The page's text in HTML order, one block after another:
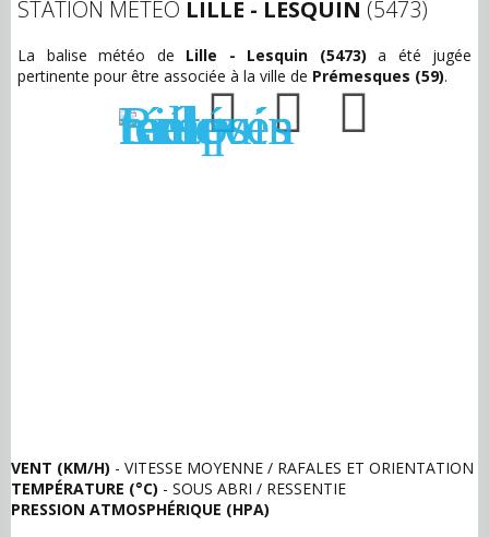
STATION MÉTÉO LILLE - LESQUIN (5473)
La balise météo de Lille - Lesquin (5473) a été jugée
pertinente pour être associée à la ville de Prémesques (59).
VENT (KM/H) - VITESSE MOYENNE / RAFALES ET ORIENTATION
TEMPÉRATURE (°C) - SOUS ABRI / RESSENTIE
PRESSION ATMOSPHÉRIQUE (HPA)